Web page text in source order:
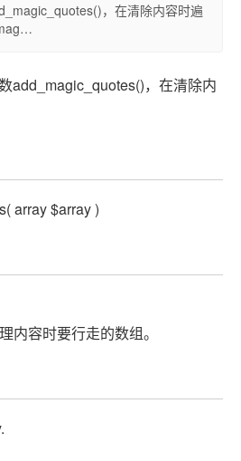
，在清除内容时遍
add_magic_quotes()，在清除内
array $array )
内容时要行走的数组。